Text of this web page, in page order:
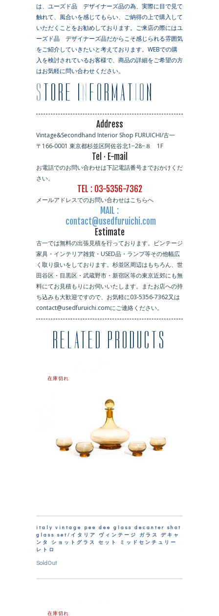
は、ユーズド品 デザイナーズ品の為、実際に目で見て
触れて、風合いを感じてもらい、ご納得の上で購入して
いただくことをお勧めしております。ご来店の際にはユ
ーズド品 デザイナーズ品だからこそ感じられる雰囲気
をご紹介していきたいと考えております。WEBでの購
入を検討されているお客様で、商品の詳細をご希望の方
はお気軽に問い合わせください。
Address
Vintage&Secondhand Interior Shop FURUICHI/古一
〒166-0001 東京都杉並区阿佐谷北1−28−８ 1F
Tel · E-mail
お電話でのお問い合わせは下記電話番号までおかけくだ
さい。
TEL : 03-5356-7362
メールアドレスでのお問い合わせはこちらへ
MAIL :
contact@usedfuruichi.com
Estimate
古一では無料の出張見積を行っております。ビンテージ
家具・インテリア雑貨・USED品・ランプ等その他幅広
く取り扱いをしております。杉並区周辺はもちろん、世
田谷区・目黒区・武蔵野市・新宿区等の東京近郊にも無
料にてお見積もりにお伺いいたします。またお店への持
ち込みも大歓迎ですので、お気軽に03-5356-7362又は
contact@usedfuruichi.comにご連絡ください。
RELATED PRODUCTS
在庫切れ
italy vintage pee dee glass decanter shot
glass set/イタリア ヴィンテージ ガラス デキャ
ンタ ショットグラス セット ミッドセンチュリー
レトロ
SoldOut
在庫切れ